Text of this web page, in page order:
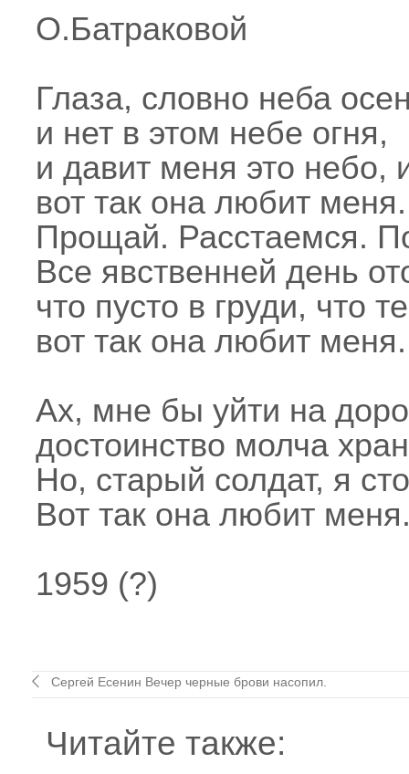
О.Батраковой
Глаза, словно неба
и нет в этом небе огня,
и давит меня это небо,
вот так она любит меня.
Прощай. Расстаемся.
Все явственней день
что пусто в груди, что
вот так она любит меня.
Ах, мне бы уйти на
достоинство молча
Но, старый солдат, я
Вот так она любит
1959 (?)
Сергей Есенин Вечер черные брови насопил.
Читайте также: